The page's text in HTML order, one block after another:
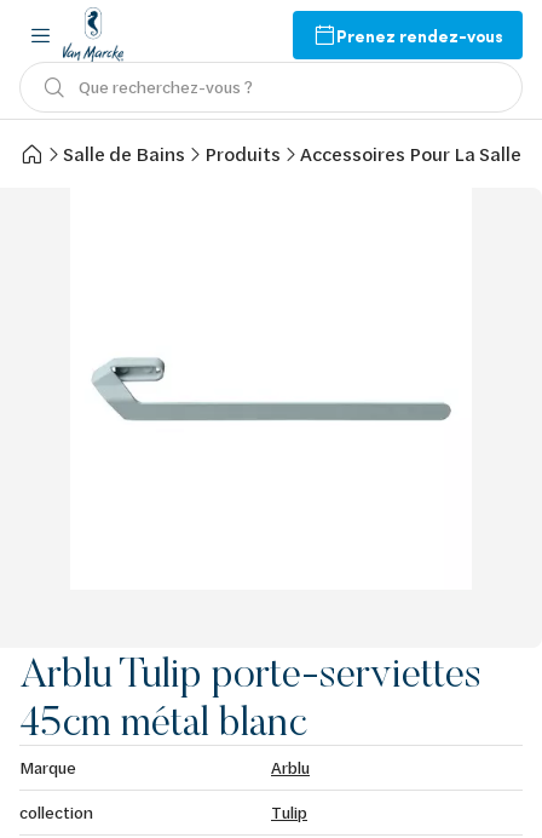
Prenez rendez-vous
Que recherchez-vous ?
Salle de Bains Produits Accessoires Pour La Salle
Arblu Tulip porte-serviettes
45cm métal blanc
Marque
Arblu
collection
Tulip